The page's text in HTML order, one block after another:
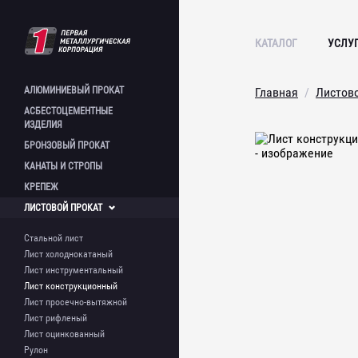
КАТАЛОГ
Лист алюминиевый
Плита алюминиевая
Пруток алюминиевый
Швеллер алюминиевый
Труба алюминиевая
алюминиевая
Уголок алюминиевый
АЛЮМИНИЕВЫЙ ПРОКАТ
Шифер асбестоцементный
Асбестоцементная труба
АСБЕСТОЦЕМЕНТНЫЕ
ИЗДЕЛИЯ
Шестигранник бронзовый
Труба бронзовая
БРОНЗОВЫЙ ПРОКАТ
КАНАТЫ И СТРОПЫ
Шпилька
Метизы
КРЕПЕЖ
Стальной лист
Лист холоднокатаный
Лист инструментальный
Лист конструкционный
Лист просечно-вытяжной
Лист рифленый
Лист оцинкованный
Рулон
ЛИСТОВОЙ ПРОКАТ
Главная